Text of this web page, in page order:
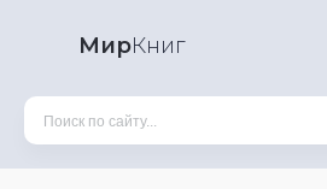
МирКниг